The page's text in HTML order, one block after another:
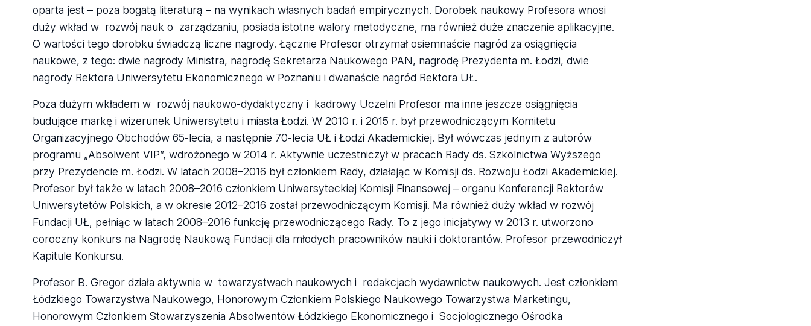
oparta jest – poza bogatą literaturą – na wynikach własnych badań empirycznych. Dorobek naukowy Profesora wnosi
duży wkład w rozwój nauk o zarządzaniu, posiada istotne walory metodyczne, ma również duże znaczenie aplikacyjne.
O wartości tego dorobku świadczą liczne nagrody. Łącznie Profesor otrzymał osiemnaście nagród za osiągnięcia
naukowe, z tego: dwie nagrody Ministra, nagrodę Sekretarza Naukowego PAN, nagrodę Prezydenta m. Łodzi, dwie
nagrody Rektora Uniwersytetu Ekonomicznego w Poznaniu i dwanaście nagród Rektora UŁ.
Poza dużym wkładem w rozwój naukowo-dydaktyczny i kadrowy Uczelni Profesor ma inne jeszcze osiągnięcia
budujące markę i wizerunek Uniwersytetu i miasta Łodzi. W 2010 r. i 2015 r. był przewodniczącym Komitetu
Organizacyjnego Obchodów 65-lecia, a następnie 70-lecia UŁ i Łodzi Akademickiej. Był wówczas jednym z autorów
programu „Absolwent VIP”, wdrożonego w 2014 r. Aktywnie uczestniczył w pracach Rady ds. Szkolnictwa Wyższego
przy Prezydencie m. Łodzi. W latach 2008–2016 był członkiem Rady, działając w Komisji ds. Rozwoju Łodzi Akademickiej.
Profesor był także w latach 2008–2016 członkiem Uniwersyteckiej Komisji Finansowej – organu Konferencji Rektorów
Uniwersytetów Polskich, a w okresie 2012–2016 został przewodniczącym Komisji. Ma również duży wkład w rozwój
Fundacji UŁ, pełniąc w latach 2008–2016 funkcję przewodniczącego Rady. To z jego inicjatywy w 2013 r. utworzono
coroczny konkurs na Nagrodę Naukową Fundacji dla młodych pracowników nauki i doktorantów. Profesor przewodniczył
Kapitule Konkursu.
Profesor B. Gregor działa aktywnie w towarzystwach naukowych i redakcjach wydawnictw naukowych. Jest członkiem
Łódzkiego Towarzystwa Naukowego, Honorowym Członkiem Polskiego Naukowego Towarzystwa Marketingu,
Honorowym Członkiem Stowarzyszenia Absolwentów Łódzkiego Ekonomicznego i Socjologicznego Ośrodka